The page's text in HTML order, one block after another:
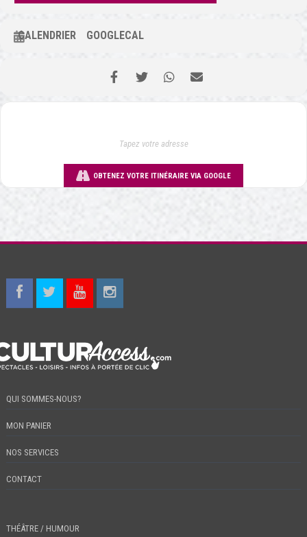
CALENDRIER GOOGLECAL
OBTENEZ VOTRE ITINÉRAIRE VIA GOOGLE
QUI SOMMES-NOUS?
MON PANIER
NOS SERVICES
CONTACT
THÉÂTRE / HUMOUR